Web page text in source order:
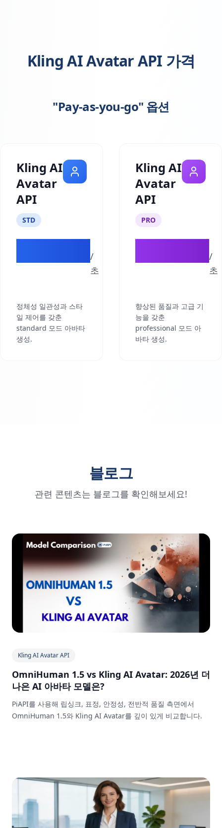
Kling AI Avatar API 가격
"Pay-as-you-go" 옵션
Kling AI
Avatar
API
STD
/
초
정체성 일관성과 스타
일 제어를 갖춘
standard 모드 아바타
생성.
Kling AI
Avatar
API
PRO
/
초
향상된 품질과 고급 기
능을 갖춘
professional 모드 아
바타 생성.
블로그
관련 콘텐츠는 블로그를 확인해보세요!
Kling AI Avatar API
OmniHuman 1.5 vs Kling AI Avatar: 2026년 더
나은 AI 아바타 모델은?
PiAPI를 사용해 립싱크, 표정, 안정성, 전반적 품질 측면에서
OmniHuman 1.5와 Kling AI Avatar를 깊이 있게 비교합니다.